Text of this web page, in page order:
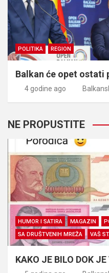
POLITIKA REGION
Balkan će opet ostati
4 godine ago
NE PROPUSTITE
HUMOR I SATIRA MAGAZIN
SA DRUŠTVENIH MREŽA
VAŠ
KAKO JE BILO DOK